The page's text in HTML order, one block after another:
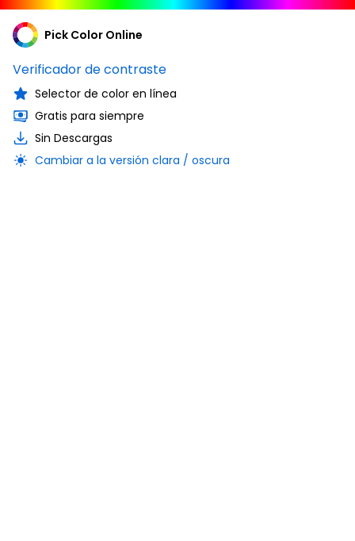
Pick Color Online
Verificador de contraste
Selector de color en línea
Gratis para siempre
Sin Descargas
Cambiar a la versión clara / oscura